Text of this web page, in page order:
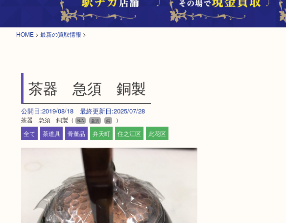
HOME > 最新の買取情報 >
茶器 急須 銅製
公開日:2019/08/18 最終更新日:2025/07/28
茶器 急須 銅製（ N/A 急須 銅
）
全て
茶道具 骨董品 弁天町 住之江区 此花区